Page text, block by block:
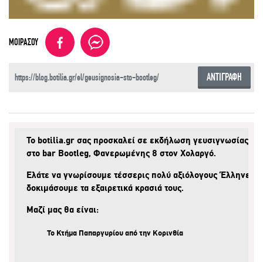
ΜΟΙΡΑΣΟΥ
ΑΝΤΙΓΡΑΦΗ
Το botilia.gr σας προσκαλεί σε εκδήλωση γευσιγνωσίας
στο bar Bootleg, Φανερωμένης 8 στον Χολαργό.
Ελάτε να γνωρίσουμε τέσσερις πολύ αξιόλογους Έλληνες
δοκιμάσουμε τα εξαιρετικά κρασιά τους.
Μαζί μας θα είναι:
Το Κτήμα Παπαργυρίου από την Κορινθία